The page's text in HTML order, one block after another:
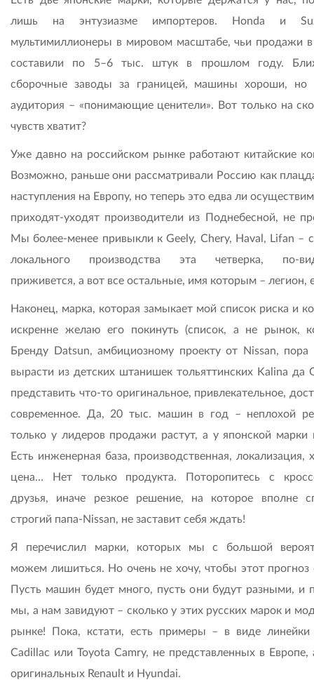
лишь на энтузиазме импортеров. Honda и
мультимиллионеры в мировом масштабе, чьи продажи
составили по 5–6 тыс. штук в прошлом году.
сборочные заводы за границей, машины хороши, но
аудитория – «понимающие ценители». Вот только на
чувств хватит?
Уже давно на российском рынке работают китайские
Возможно, раньше они рассматривали Россию как
наступления на Европу, но теперь это едва ли
приходят-уходят производители из Поднебесной, не
Мы более-менее привыкли к Geely, Chery, Haval, Lifan –
локального производства эта четверка, по-
приживется, а вот все остальные, имя которым – легион,
Наконец, марка, которая замыкает мой список риска и
искренне желаю его покинуть (список, а не рынок,
Бренду Datsun, амбициозному проекту от Nissan,
вырасти из детских штанишек тольяттинских Kalina да
представить что-то оригинальное, привлекательное,
современное. Да, 20 тыс. машин в год – неплохой
только у лидеров продажи растут, а у японской марки
Есть инженерная база, производственная, локализация,
цена… Нет только продукта. Поторопитесь с
друзья, иначе резкое решение, на которое вполне
строгий папа-Nissan, не заставит себя ждать!
Я перечислил марки, которых мы с большой
можем лишиться. Но очень не хочу, чтобы этот прогноз
Пусть машин будет много, пусть они будут разными, и
мы, а нам завидуют – сколько у этих русских марок и
рынке! Пока, кстати, есть примеры – в виде
Cadillac или Toyota Camry, не представленных в Европе,
оригинальных Renault и Hyundai.